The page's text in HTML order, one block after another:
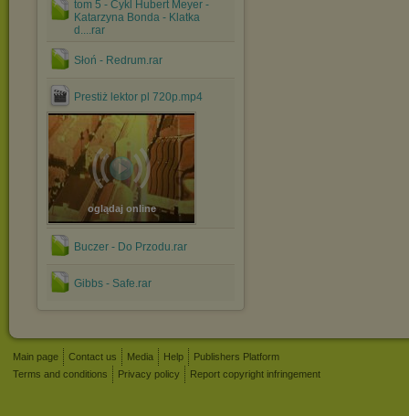
tom 5 - Cykl Hubert Meyer -
Katarzyna Bonda - Klatka
d....rar
Słoń - Redrum.rar
Prestiż lektor pl 720p.mp4
oglądaj online
Buczer - Do Przodu.rar
Gibbs - Safe.rar
Main page Contact us Media Help
Publishers Platform
Terms and conditions
Privacy policy Report copyright infringement